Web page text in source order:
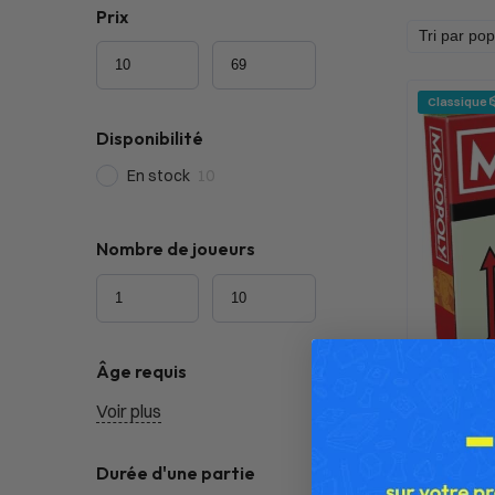
Classique
Prix
Disponibilité
En stock
Nombre de joueurs
Âge requis
Voir plus
Durée d'une partie